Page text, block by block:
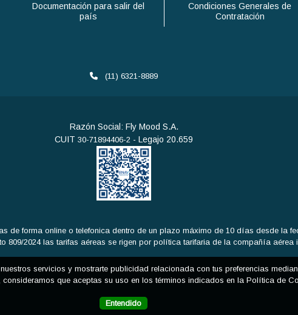
Documentación para salir del
país
Condiciones Generales de
Contratación
(11) 6321-8889
Razón Social: Fly Mood S.A.
CUIT 30-71894406-2 - Legajo 20.659
de forma online o telefonica dentro de un plazo máximo de 10 días desde la
809/2024 las tarifas aéreas se rigen por política tarifaria de la compañía aérea
servicios y mostrarte publicidad relacionada con tus preferencias
consideramos que aceptas su uso en los términos indicados en la Política de
Entendido